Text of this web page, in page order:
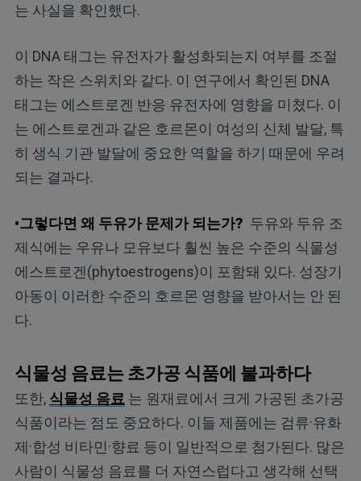
는 사실을 확인했다.
이 DNA 태그는 유전자가 활성화되는지 여부를 조절
하는 작은 스위치와 같다. 이 연구에서 확인된 DNA
태그는 에스트로겐 반응 유전자에 영향을 미쳤다. 이
는 에스트로겐과 같은 호르몬이 여성의 신체 발달, 특
히 생식 기관 발달에 중요한 역할을 하기 때문에 우려
되는 결과다.
•그렇다면 왜 두유가 문제가 되는가? 두유와 두유 조
제식에는 우유나 모유보다 훨씬 높은 수준의 식물성
에스트로겐(phytoestrogens)이 포함돼 있다. 성장기
아동이 이러한 수준의 호르몬 영향을 받아서는 안 된
다.
식물성 음료는 초가공 식품에 불과하다
또한, 식물성 음료는 원재료에서 크게 가공된 초가공
식품이라는 점도 중요하다. 이들 제품에는 검류·유화
제·합성 비타민·향료 등이 일반적으로 첨가된다. 많은
사람이 식물성 음료를 더 자연스럽다고 생각해 선택